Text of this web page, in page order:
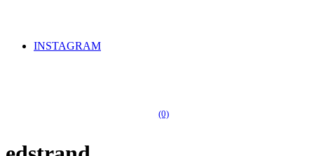
INSTAGRAM
(0)